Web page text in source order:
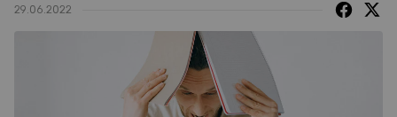
29.06.2022